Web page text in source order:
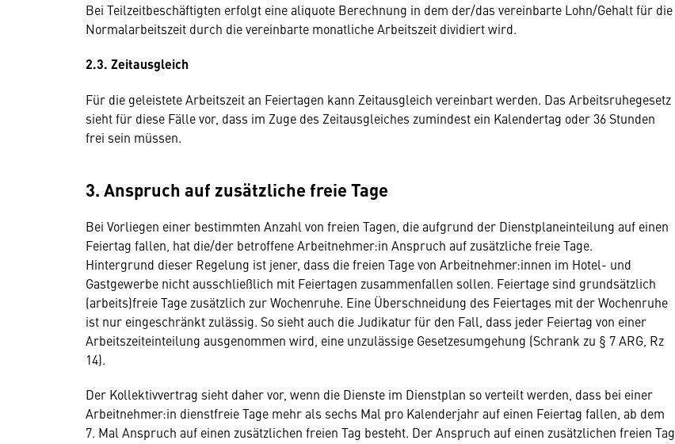
Bei Teilzeitbeschäftigten erfolgt eine aliquote Berechnung in dem der/das vereinbarte Lohn/Gehalt für die
Normalarbeitszeit durch die vereinbarte monatliche Arbeitszeit dividiert wird.
2.3. Zeitausgleich
Für die geleistete Arbeitszeit an Feiertagen kann Zeitausgleich vereinbart werden. Das Arbeitsruhegesetz
sieht für diese Fälle vor, dass im Zuge des Zeitausgleiches zumindest ein Kalendertag oder 36 Stunden
frei sein müssen.
3. Anspruch auf zusätzliche freie Tage
Bei Vorliegen einer bestimmten Anzahl von freien Tagen, die aufgrund der Dienstplaneinteilung auf einen
Feiertag fallen, hat die/der betroffene Arbeitnehmer:in Anspruch auf zusätzliche freie Tage.
Hintergrund dieser Regelung ist jener, dass die freien Tage von Arbeitnehmer:innen im Hotel- und
Gastgewerbe nicht ausschließlich mit Feiertagen zusammenfallen sollen. Feiertage sind grundsätzlich
(arbeits)freie Tage zusätzlich zur Wochenruhe. Eine Überschneidung des Feiertages mit der Wochenruhe
ist nur eingeschränkt zulässig. So sieht auch die Judikatur für den Fall, dass jeder Feiertag von einer
Arbeitszeiteinteilung ausgenommen wird, eine unzulässige Gesetzesumgehung (Schrank zu § 7 ARG, Rz
14).
Der Kollektivvertrag sieht daher vor, wenn die Dienste im Dienstplan so verteilt werden, dass bei einer
Arbeitnehmer:in dienstfreie Tage mehr als sechs Mal pro Kalenderjahr auf einen Feiertag fallen, ab dem
7. Mal Anspruch auf einen zusätzlichen freien Tag besteht. Der Anspruch auf einen zusätzlichen freien Tag